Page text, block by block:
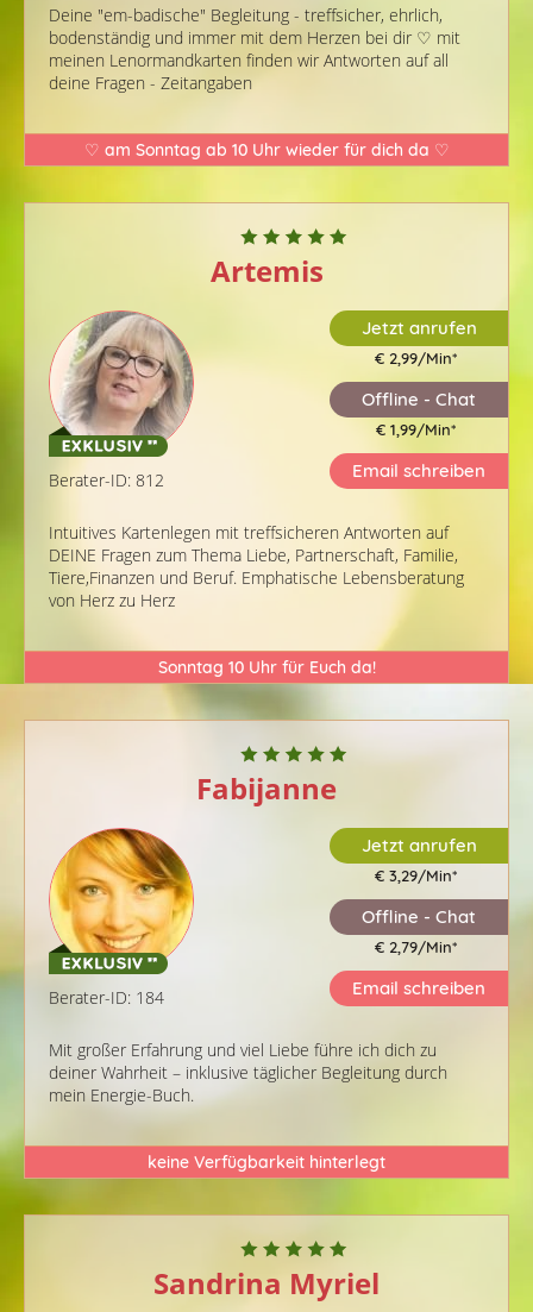
Deine "em-badische" Begleitung - treffsicher, ehrlich,
bodenständig und immer mit dem Herzen bei dir ♡ mit
meinen Lenormandkarten finden wir Antworten auf all
deine Fragen - Zeitangaben
♡ am Sonntag ab 10 Uhr wieder für dich da ♡
Artemis
Berater-ID: 812
Intuitives Kartenlegen mit treffsicheren Antworten auf
DEINE Fragen zum Thema Liebe, Partnerschaft, Familie,
Tiere,Finanzen und Beruf. Emphatische Lebensberatung
von Herz zu Herz
Jetzt anrufen
€ 2,99/Min*
Offline - Chat
€ 1,99/Min*
Email schreiben
Sonntag 10 Uhr für Euch da!
Fabijanne
Berater-ID: 184
Mit großer Erfahrung und viel Liebe führe ich dich zu
deiner Wahrheit – inklusive täglicher Begleitung durch
mein Energie-Buch.
Jetzt anrufen
€ 3,29/Min*
Offline - Chat
€ 2,79/Min*
Email schreiben
keine Verfügbarkeit hinterlegt
Sandrina Myriel